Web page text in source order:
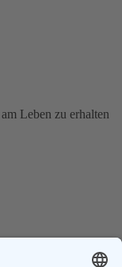
Leben zu erhalten